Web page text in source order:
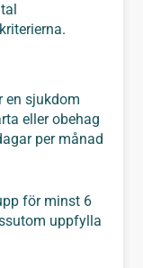
en sjukdom
eller obehag
per månad
för minst 6
uppfylla